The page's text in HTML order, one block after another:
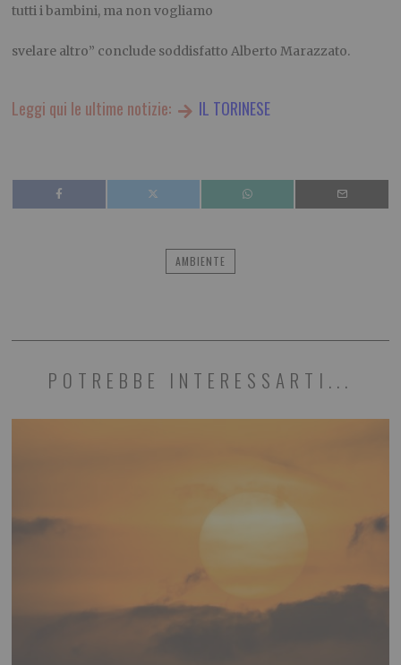
tutti i bambini, ma non vogliamo
svelare altro” conclude soddisfatto Alberto Marazzato.
Leggi qui le ultime notizie: IL TORINESE
AMBIENTE
POTREBBE INTERESSARTI...